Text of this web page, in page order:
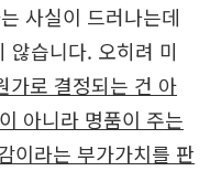
사실이 드러나는데
않습니다. 오히려 미
가로 결정되는 건 아
아니라 명품이 주는
이라는 부가가치를 판